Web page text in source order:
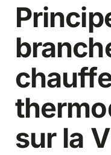
sur la